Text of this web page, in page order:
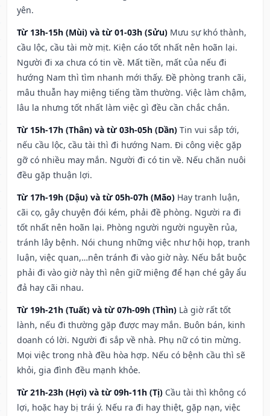
yên.
Từ 13h-15h (Mùi) và từ 01-03h (Sửu) Mưu sự khó thành,
cầu lộc, cầu tài mờ mịt. Kiện cáo tốt nhất nên hoãn lại.
Người đi xa chưa có tin về. Mất tiền, mất của nếu đi
hướng Nam thì tìm nhanh mới thấy. Đề phòng tranh cãi,
mâu thuẫn hay miệng tiếng tầm thường. Việc làm chậm,
lâu la nhưng tốt nhất làm việc gì đều cần chắc chắn.
Từ 15h-17h (Thân) và từ 03h-05h (Dần) Tin vui sắp tới,
nếu cầu lộc, cầu tài thì đi hướng Nam. Đi công việc gặp
gỡ có nhiều may mắn. Người đi có tin về. Nếu chăn nuôi
đều gặp thuận lợi.
Từ 17h-19h (Dậu) và từ 05h-07h (Mão) Hay tranh luận,
cãi cọ, gây chuyện đói kém, phải đề phòng. Người ra đi
tốt nhất nên hoãn lại. Phòng người người nguyền rủa,
tránh lây bệnh. Nói chung những việc như hội họp, tranh
luận, việc quan,…nên tránh đi vào giờ này. Nếu bắt buộc
phải đi vào giờ này thì nên giữ miệng để hạn ché gây ẩu
đả hay cãi nhau.
Từ 19h-21h (Tuất) và từ 07h-09h (Thìn) Là giờ rất tốt
lành, nếu đi thường gặp được may mắn. Buôn bán, kinh
doanh có lời. Người đi sắp về nhà. Phụ nữ có tin mừng.
Mọi việc trong nhà đều hòa hợp. Nếu có bệnh cầu thì sẽ
khỏi, gia đình đều mạnh khỏe.
Từ 21h-23h (Hợi) và từ 09h-11h (Tị) Cầu tài thì không có
lợi, hoặc hay bị trái ý. Nếu ra đi hay thiệt, gặp nạn, việc